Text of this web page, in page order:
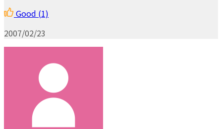
Good (1)
2007/02/23